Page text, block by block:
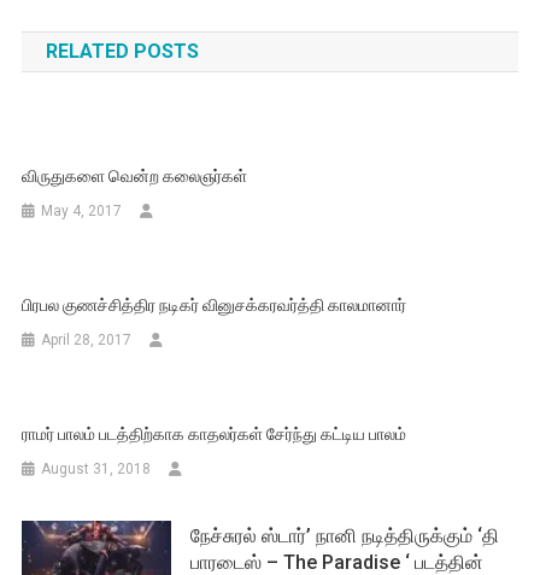
navigation
RELATED POSTS
விருதுகளை வென்ற கலைஞர்கள்
May 4, 2017
பிரபல குணச்சித்திர நடிகர் வினுசக்கரவர்த்தி காலமானார்
April 28, 2017
ராமர் பாலம் படத்திற்காக காதலர்கள் சேர்ந்து கட்டிய பாலம்
August 31, 2018
நேச்சுரல் ஸ்டார்’ நானி நடித்திருக்கும் ‘தி
பாரடைஸ் – The Paradise ‘ படத்தின்